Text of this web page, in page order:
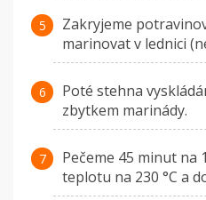
Zakryjeme
marinovat v lednici
Poté stehna
zbytkem marinády.
Pečeme 45 minut na
teplotu na 230 °C a